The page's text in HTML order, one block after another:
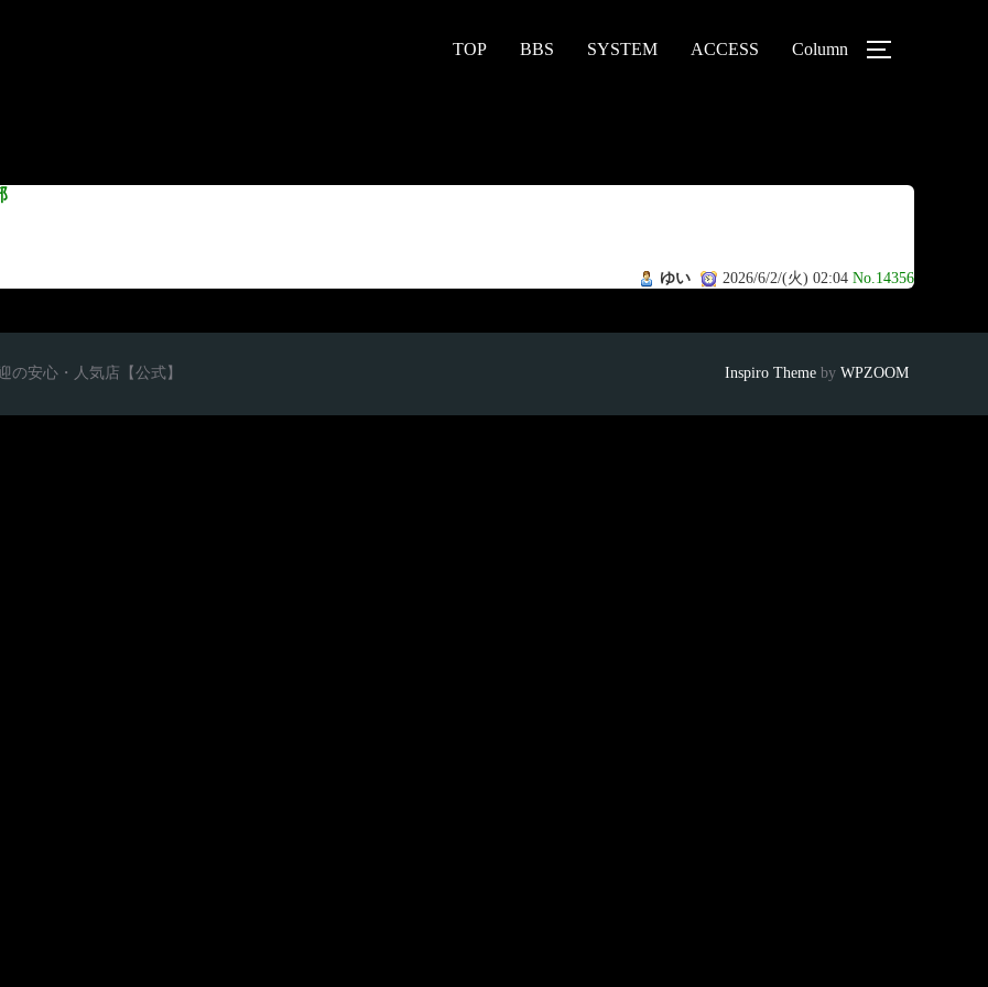
TOP BBS SYSTEM ACCESS Column
ゆい 2026/6/2/(火) 02:04 No.14356
の安心・人気店【公式】 Inspiro Theme by WPZOOM